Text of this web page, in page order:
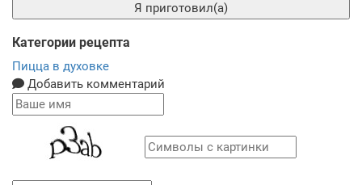
Я приготовил(а)
Категории рецепта
Пицца в духовке
Добавить комментарий